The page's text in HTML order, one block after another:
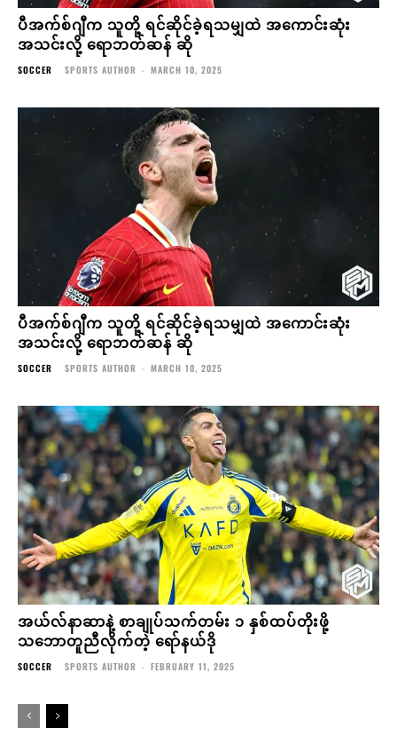
ပီအက်စ်ဂျီက သူတို့ ရင်ဆိုင်ခဲ့ရသမျှထဲ အကောင်းဆုံး
အသင်းလို့ ရောဘတ်ဆန် ဆို
SOCCER SPORTS AUTHOR - MARCH 10, 2025
ပီအက်စ်ဂျီက သူတို့ ရင်ဆိုင်ခဲ့ရသမျှထဲ အကောင်းဆုံး
အသင်းလို့ ရောဘတ်ဆန် ဆို
SOCCER SPORTS AUTHOR - MARCH 10, 2025
အယ်လ်နာဆာနဲ့ စာချုပ်သက်တမ်း ၁ နှစ်ထပ်တိုးဖို့
သဘောတူညီလိုက်တဲ့ ရော်နယ်ဒို
SOCCER SPORTS AUTHOR - FEBRUARY 11, 2025